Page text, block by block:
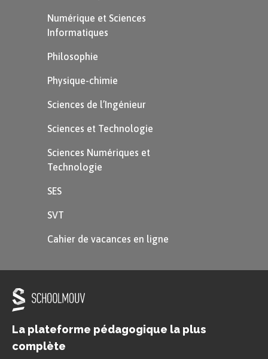
Numérique et Sciences
Informatiques
Philosophie
Physique-chimie
Sciences de l’Ingénieur
Sciences et Technologie
Sciences Numériques et
Technologie
SES
SVT
Cahier de vacances en ligne
La plateforme pédagogique la plus
complète